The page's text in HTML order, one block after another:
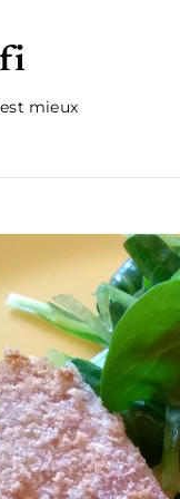
mieux